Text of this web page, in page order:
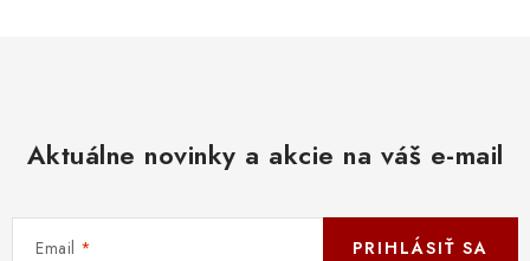
Aktuálne novinky a akcie na váš e-mail
Email PRIHLÁSIŤ SA